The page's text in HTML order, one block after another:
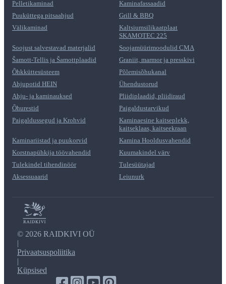
Pelletikaminad
Kaminafassaadid
Puuküttega pitsaahjud
Grill & BBQ
Välikaminad
Kaltsiumsilikaatplaat
SKAMOTEC 225
Soojust salvestavad materjalid
Soojamüürimoodulid CMA
Šamott-Tellis ja Šamottplaadid
Graniit, marmor ja presskivi
Õhkküttesüsteem
Põlemisõhukanal
Ahjupotid HEIN
Ühendustorud
Ahju- ja kaminauksed
Pliidiplaadid, pliidiraud
Õhurestid
Paigaldustarvikud
Paigaldussegud ja Krohvid
Kaminaesine kaitseplekk,
kaitseklaas, kaitseekraan
Kaminariistad ja puukorvid
Kamina Hooldusvahendid
Korstnapühkija töövahendid
Kuumakindel värv
Tulekindel tihendinöör
Tulesüütajad
Aksessuaarid
Leiunurk
© 2026 RAIDKIVI OÜ
|
Privaatsuspoliitika
|
Küpsised